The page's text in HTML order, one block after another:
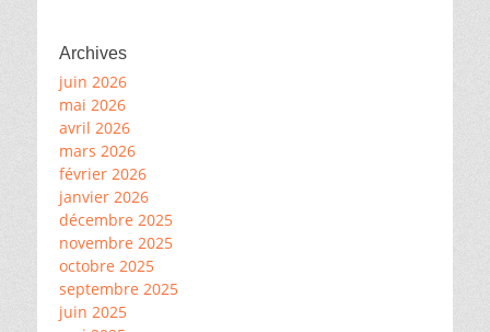
Archives
juin 2026
mai 2026
avril 2026
mars 2026
février 2026
janvier 2026
décembre 2025
novembre 2025
octobre 2025
septembre 2025
juin 2025